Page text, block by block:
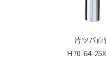
片ツバ直
H70-64-